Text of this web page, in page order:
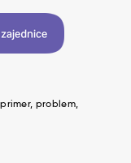
problem